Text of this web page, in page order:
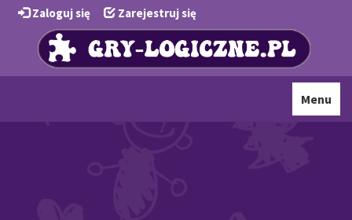
Zaloguj się Zarejestruj się
Toggle
Menu